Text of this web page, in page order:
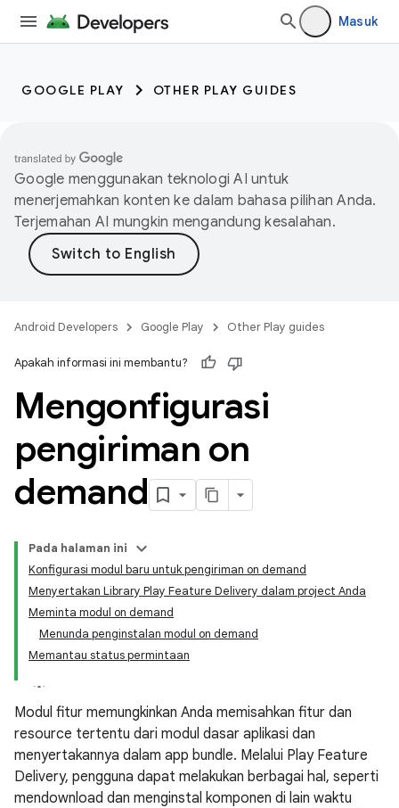
Masuk
GOOGLE PLAY OTHER PLAY GUIDES
Google menggunakan teknologi AI untuk
menerjemahkan konten ke dalam bahasa pilihan Anda.
Terjemahan AI mungkin mengandung kesalahan.
Android Developers Google Play Other Play guides
Apakah informasi ini membantu?
Mengonfigurasi
pengiriman on
demand
Pada halaman ini
Konfigurasi modul baru untuk pengiriman on demand
Menyertakan Library Play Feature Delivery dalam project Anda
Meminta modul on demand
Menunda penginstalan modul on demand
Memantau status permintaan
Modul fitur memungkinkan Anda memisahkan fitur dan
resource tertentu dari modul dasar aplikasi dan
menyertakannya dalam app bundle. Melalui Play Feature
Delivery, pengguna dapat melakukan berbagai hal, seperti
mendownload dan menginstal komponen di lain waktu